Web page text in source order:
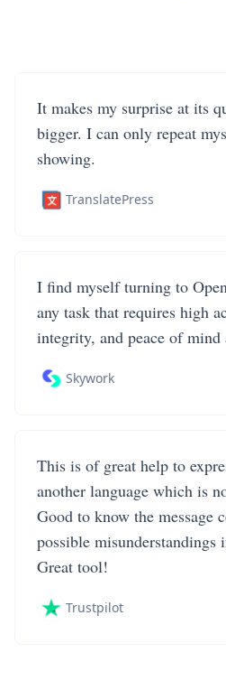
It makes my surprise at its
bigger. I can only repeat
showing.
TranslatePress
I find myself turning to
any task that requires high
integrity, and peace of mind
Skywork
This is of great help to
another language which is
Good to know the message
possible misunderstandings
Great tool!
Trustpilot